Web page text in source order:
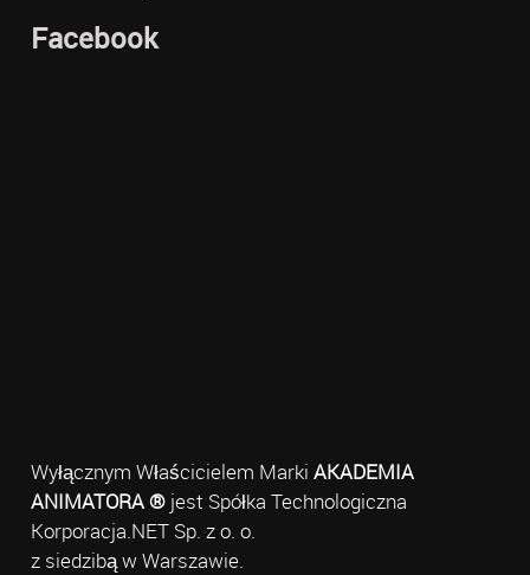
Facebook
Wyłącznym Właścicielem Marki AKADEMIA
ANIMATORA ®jest Spółka Technologiczna
Korporacja.NET Sp. z o. o.
z siedzibą w Warszawie.